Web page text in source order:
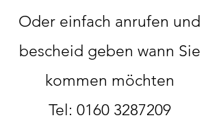
Oder einfach anrufen und
bescheid geben wann Sie
kommen möchten
Tel: 0160 3287209